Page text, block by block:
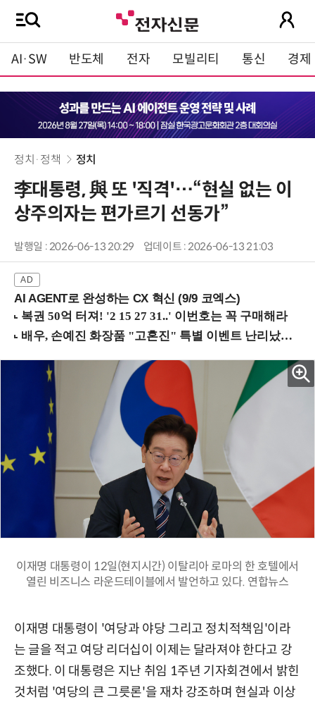
AI·SW 반도체 전자 모빌리티 통신 경제
정치·정책 정치
李대통령, 與 또 '직격'…“현실 없는 이
상주의자는 편가르기 선동가”
발행일 : 2026-06-13 20:29 업데이트 : 2026-06-13 21:03
AI AGENT로 완성하는 CX 혁신 (9/9 코엑스)
이재명 대통령이 12일(현지시간) 이탈리아 로마의 한 호텔에서
열린 비즈니스 라운드테이블에서 발언하고 있다. 연합뉴스
이재명 대통령이 '여당과 야당 그리고 정치적책임'이라
는 글을 적고 여당 리더십이 이제는 달라져야 한다고 강
조했다. 이 대통령은 지난 취임 1주년 기자회견에서 밝힌
것처럼 '여당의 큰 그릇론'을 재차 강조하며 현실과 이상